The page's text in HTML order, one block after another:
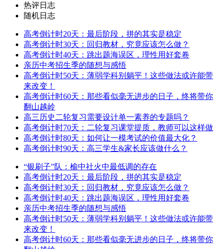
热评日志
随机日志
高考倒计时20天：最后阶段，拼的其实是稳定
高考倒计时30天：回归教材，究竟应该怎么做？
高考倒计时40天：跳出题海误区，理性用好套卷
亲历中考招生季的随想与感悟
高考倒计时50天：薄弱学科别躺平！这些做法或许能带
来改变！
高考倒计时60天：那些看似毫无进步的日子，终将带你
翻山越岭
高三历史二轮复习需要设计单一素养的专题吗？
高考倒计时70天：二轮复习课堂提质，教师可以这样做
高考倒计时80天：如何让一模考试的价值最大化？
高考倒计时90天：高三学生&家长应该做什么？
“银刷子”队：榆中社火中最低调的存在
高考倒计时20天：最后阶段，拼的其实是稳定
高考倒计时30天：回归教材，究竟应该怎么做？
高考倒计时40天：跳出题海误区，理性用好套卷
亲历中考招生季的随想与感悟
高考倒计时50天：薄弱学科别躺平！这些做法或许能带
来改变！
高考倒计时60天：那些看似毫无进步的日子，终将带你